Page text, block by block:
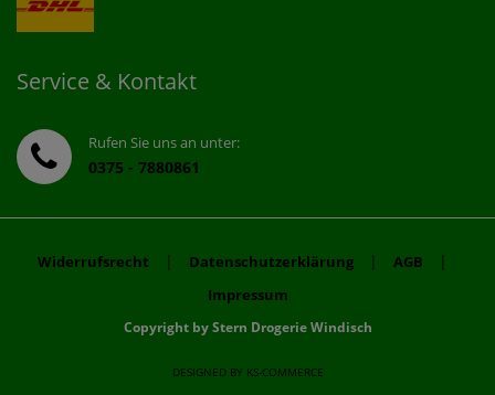
Service & Kontakt
Rufen Sie uns an unter:
0375 - 7880861
Widerrufsrecht | Datenschutzerklärung | AGB |
Impressum
Copyright by Stern Drogerie Windisch
DESIGNED BY KS-COMMERCE